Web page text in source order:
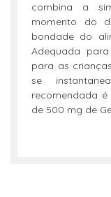
combina a
momento do
bondade do
Adequada
para as
se
recomendada
de 500 mg de